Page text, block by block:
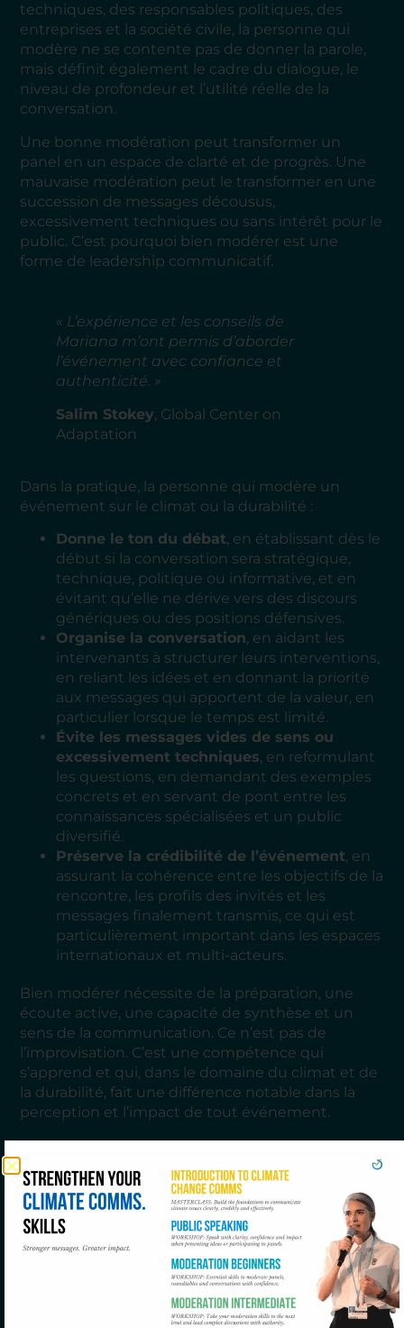
techniques, des responsables politiques, des
entreprises et la société civile, la personne qui
modère ne se contente pas de donner la parole,
mais définit également le cadre du dialogue, le
niveau de profondeur et l’utilité réelle de la
conversation.
Une bonne modération peut transformer un
panel en un espace de clarté et de progrès. Une
mauvaise modération peut le transformer en une
succession de messages décousus,
excessivement techniques ou sans intérêt pour le
public. C’est pourquoi bien modérer est une
forme de leadership communicatif.
« L’expérience et les conseils de
Mariana m’ont permis d’aborder
l’événement avec confiance et
authenticité. »
Salim Stokey, Global Center on
Adaptation
Dans la pratique, la personne qui modère un
événement sur le climat ou la durabilité :
Donne le ton du débat, en établissant dès le
début si la conversation sera stratégique,
technique, politique ou informative, et en
évitant qu’elle ne dérive vers des discours
génériques ou des positions défensives.
Organise la conversation, en aidant les
intervenants à structurer leurs interventions,
en reliant les idées et en donnant la priorité
aux messages qui apportent de la valeur, en
particulier lorsque le temps est limité.
Évite les messages vides de sens ou
excessivement techniques, en reformulant
les questions, en demandant des exemples
concrets et en servant de pont entre les
connaissances spécialisées et un public
diversifié.
Préserve la crédibilité de l’événement, en
assurant la cohérence entre les objectifs de la
rencontre, les profils des invités et les
messages finalement transmis, ce qui est
particulièrement important dans les espaces
internationaux et multi-acteurs.
Bien modérer nécessite de la préparation, une
écoute active, une capacité de synthèse et un
sens de la communication. Ce n’est pas de
l’improvisation. C’est une compétence qui
s’apprend et qui, dans le domaine du climat et de
la durabilité, fait une différence notable dans la
perception et l’impact de tout événement.
« Le soutien de Mariana à nos
participants et à la tenue de
l’événement pendant trois jours a été
très dynamique et a fourni des
ressources fantastiques. »
, directeur des
opérations, REN21